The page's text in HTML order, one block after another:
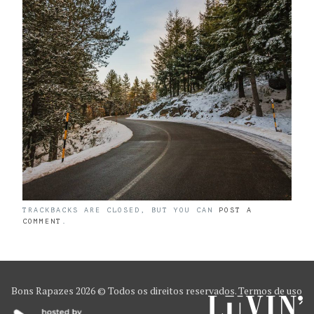
TRACKBACKS ARE CLOSED, BUT YOU CAN POST A
COMMENT
Bons Rapazes 2026 © Todos os direitos reservados.Termos de uso